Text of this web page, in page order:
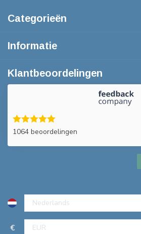
Categorieën
Informatie
Klantbeoordelingen
1064 beoordelingen
€